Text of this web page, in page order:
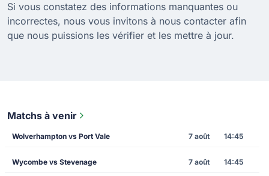
Si vous constatez des informations manquantes ou
incorrectes, nous vous invitons à nous contacter afin
que nous puissions les vérifier et les mettre à jour.
Matchs à venir
Wolverhampton vs Port Vale 7 août 14:45
Wycombe vs Stevenage 7 août 14:45